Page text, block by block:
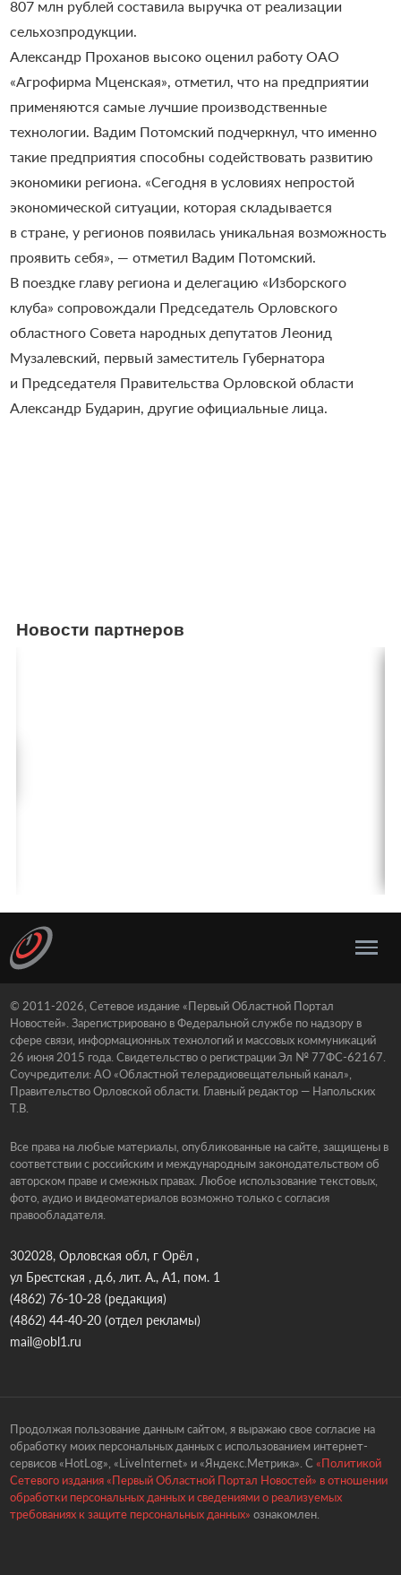
807 млн рублей составила выручка от реализации
сельхозпродукции.
Александр Проханов высоко оценил работу ОАО
«Агрофирма Мценская», отметил, что на предприятии
применяются самые лучшие производственные
технологии. Вадим Потомский подчеркнул, что именно
такие предприятия способны содействовать развитию
экономики региона. «Сегодня в условиях непростой
экономической ситуации, которая складывается
в стране, у регионов появилась уникальная возможность
проявить себя», — отметил Вадим Потомский.
В поездке главу региона и делегацию «Изборского
клуба» сопровождали Председатель Орловского
областного Совета народных депутатов Леонид
Музалевский, первый заместитель Губернатора
и Председателя Правительства Орловской области
Александр Бударин, другие официальные лица.
Новости партнеров
© 2011-2026, Сетевое издание «Первый Областной Портал
Новостей». Зарегистрировано в Федеральной службе по надзору в
сфере связи, информационных технологий и массовых коммуникаций
26 июня 2015 года. Свидетельство о регистрации Эл № 77ФС-62167.
Соучредители: АО «Областной телерадиовещательный канал»,
Правительство Орловской области. Главный редактор — Напольских
Т.В.
Все права на любые материалы, опубликованные на сайте, защищены в
соответствии с российским и международным законодательством об
авторском праве и смежных правах. Любое использование текстовых,
фото, аудио и видеоматериалов возможно только с согласия
правообладателя.
302028, Орловская обл, г Орёл ,
ул Брестская , д.6, лит. А., А1, пом. 1
(4862) 76-10-28(редакция)
(4862) 44-40-20(отдел рекламы)
mail@obl1.ru
Продолжая пользование данным сайтом, я выражаю свое согласие на
обработку моих персональных данных с использованием интернет-
сервисов «HotLog», «LiveInternet» и «Яндекс.Метрика». С «Политикой
Сетевого издания «Первый Областной Портал Новостей» в отношении
обработки персональных данных и сведениями о реализуемых
требованиях к защите персональных данных» ознакомлен.